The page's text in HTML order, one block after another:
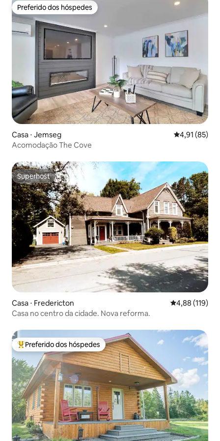
Preferido dos hóspedes
Preferido dos hóspedes
Casa ⋅ Jemseg 4,91 de uma
4,91 (85)
Acomodação The Cove
Superhost
Superhost
Casa ⋅ Fredericton 4,88 de uma
4,88 (119)
Casa no centro da cidade. Nova reforma.
Entre os melhores preferidos dos hóspedes
Preferido dos hóspedes